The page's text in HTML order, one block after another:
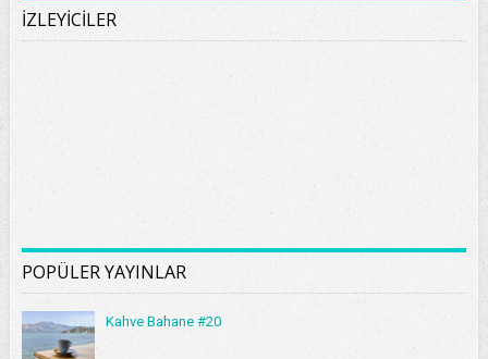
İZLEYİCİLER
POPÜLER YAYINLAR
Kahve Bahane #20